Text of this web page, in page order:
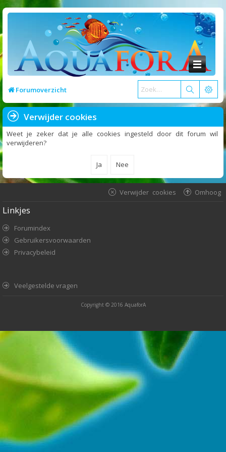
Forumoverzicht
Verwijder cookies
Weet je zeker dat je alle cookies ingesteld door dit forum wil
verwijderen?
Omhoog
Verwijder cookies
Linkjes
Forumindex
Gebruikersvoorwaarden
Privacybeleid
Veelgestelde vragen
Copyright © 2016 AquaforA